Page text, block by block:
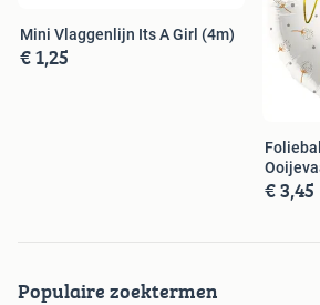
Mini Vlaggenlijn Its A Girl (4m)
€ 1,25
Folieballon
€ 3,45
Populaire zoektermen